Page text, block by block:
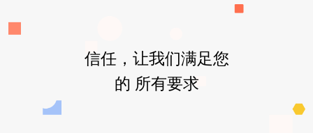
信任，让我们满足您
的 所有要求